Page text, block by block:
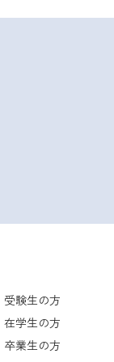
受験生の方
在学生の方
卒業生の方